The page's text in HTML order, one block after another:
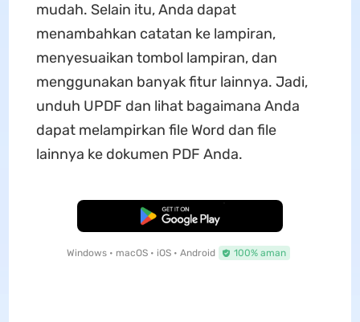
mudah. ​​Selain itu, Anda dapat
menambahkan catatan ke lampiran,
menyesuaikan tombol lampiran, dan
menggunakan banyak fitur lainnya. Jadi,
unduh UPDF dan lihat bagaimana Anda
dapat melampirkan file Word dan file
lainnya ke dokumen PDF Anda.
Unduh Gratis
Windows • macOS • iOS • Android 100% aman